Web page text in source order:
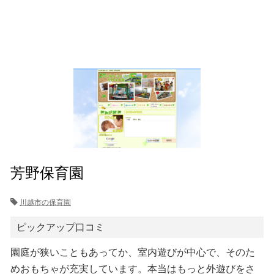
芳野保育園
川越市の保育園
ピックアップ口コミ
園庭が狭いこともあってか、室内遊びが中心で、そのた
めおもちゃが充実しています。本当はもっと外遊びをさ